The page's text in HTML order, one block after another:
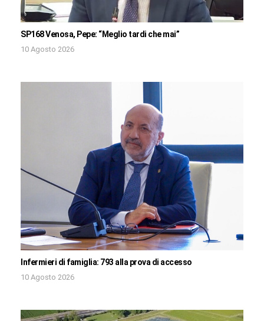
SP168 Venosa, Pepe: “Meglio tardi che mai”
10 Agosto 2026
Infermieri di famiglia: 793 alla prova di accesso
10 Agosto 2026